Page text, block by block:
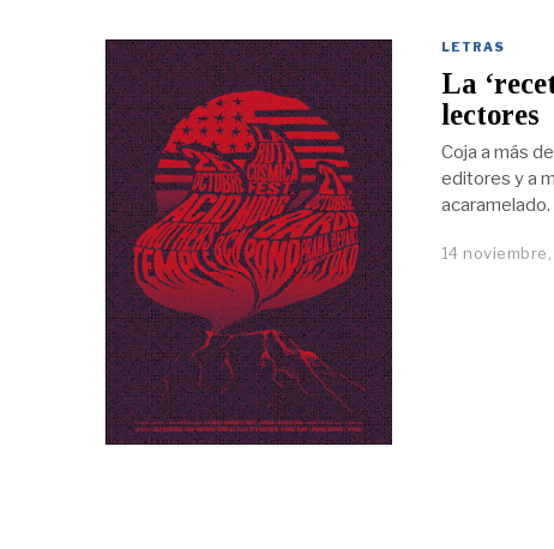
LETRAS
La
lectores
Coja a más
editores y a
14 noviembre,